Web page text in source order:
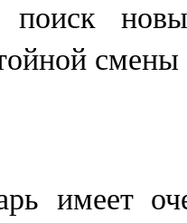
поиск
смены
имеет